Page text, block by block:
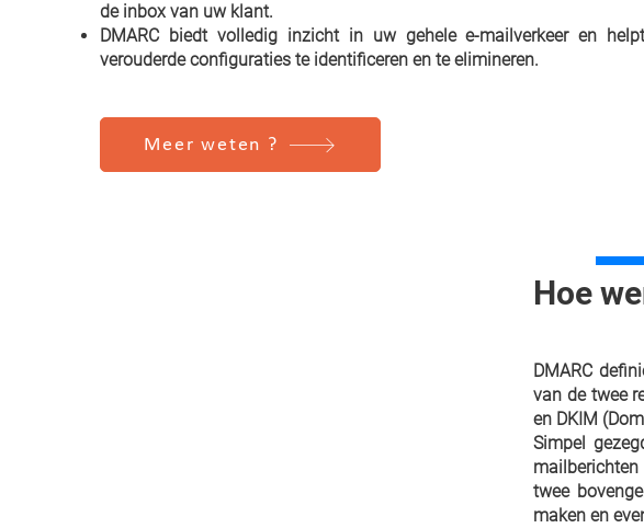
de inbox van uw klant.
DMARC biedt volledig inzicht in uw gehele e-mailverkeer en
verouderde configuraties te identificeren en te elimineren.
Meer weten ?
Hoe
DMARC
van de twee
en DKIM
Simpel
twee
maken en